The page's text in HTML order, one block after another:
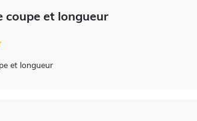
coupe et longueur
et longueur